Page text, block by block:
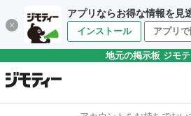
アプリならお得な情報を見
インストール アプリで
地元の掲示板 ジモ